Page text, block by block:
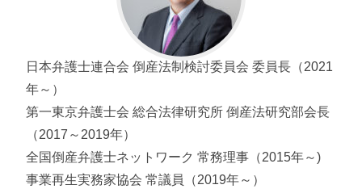
弁護士小畑英一
日本弁護士連合会 倒産法制検討委員会 委員長（2021
年～）
第一東京弁護士会 総合法律研究所 倒産法研究部会長
（2017～2019年）
全国倒産弁護士ネットワーク 常務理事（2015年～)
事業再生実務家協会 常議員（2019年～）